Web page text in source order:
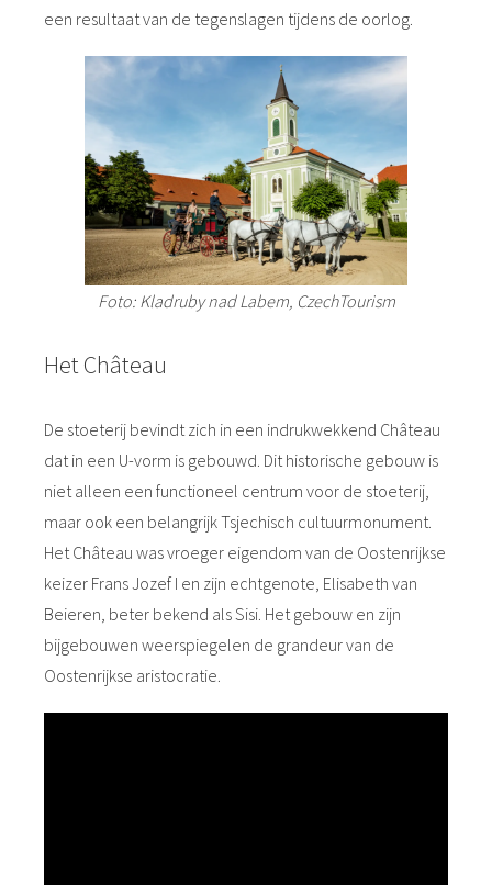
een resultaat van de tegenslagen tijdens de oorlog.
Foto: Kladruby nad Labem, CzechTourism
Het Château
De stoeterij bevindt zich in een indrukwekkend Château
dat in een U-vorm is gebouwd. Dit historische gebouw is
niet alleen een functioneel centrum voor de stoeterij,
maar ook een belangrijk Tsjechisch cultuurmonument.
Het Château was vroeger eigendom van de Oostenrijkse
keizer Frans Jozef I en zijn echtgenote, Elisabeth van
Beieren, beter bekend als Sisi. Het gebouw en zijn
bijgebouwen weerspiegelen de grandeur van de
Oostenrijkse aristocratie.